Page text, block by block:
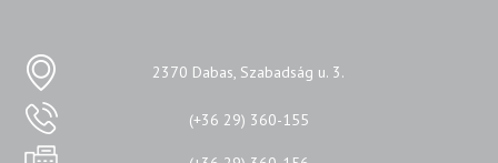
2370 Dabas, Szabadság u. 3.
(+36 29) 360-155